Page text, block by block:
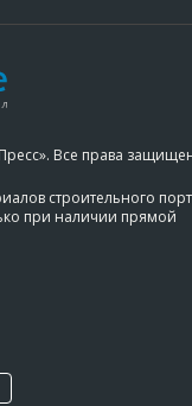
Все права
строительного
при наличии прямой